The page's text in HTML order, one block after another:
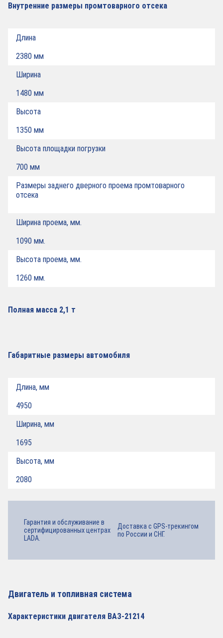
Внутренние размеры промтоварного отсека
Длина
2380 мм
Ширина
1480 мм
Высота
1350 мм
Высота площадки погрузки
700 мм
Размеры заднего дверного проема промтоварного
отсека
Ширина проема, мм.
1090 мм.
Высота проема, мм.
1260 мм.
Полная масса 2,1 т
Габаритные размеры автомобиля
Длина, мм
4950
Ширина, мм
1695
Высота, мм
2080
Гарантия и обслуживание в
сертифицированных центрах
LADA.
Доставка с GPS-трекингом
по России и СНГ.
Двигатель и топливная система
Характеристики двигателя ВАЗ-21214